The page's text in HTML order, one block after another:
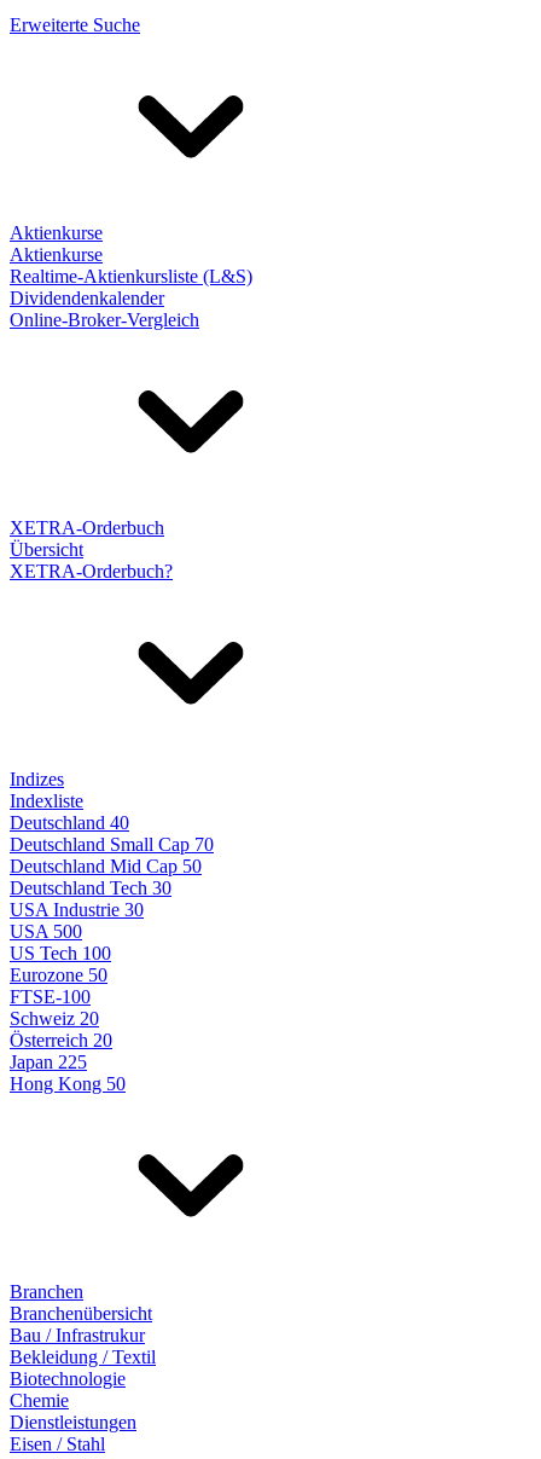
Erweiterte Suche
Aktienkurse
Aktienkurse
Realtime-Aktienkursliste (L&S)
Dividendenkalender
Online-Broker-Vergleich
XETRA-Orderbuch
Übersicht
XETRA-Orderbuch?
Indizes
Indexliste
Deutschland 40
Deutschland Small Cap 70
Deutschland Mid Cap 50
Deutschland Tech 30
USA Industrie 30
USA 500
US Tech 100
Eurozone 50
FTSE-100
Schweiz 20
Österreich 20
Japan 225
Hong Kong 50
Branchen
Branchenübersicht
Bau / Infrastrukur
Bekleidung / Textil
Biotechnologie
Chemie
Dienstleistungen
Eisen / Stahl